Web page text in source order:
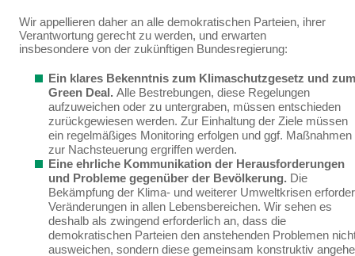
Wir appellieren daher an alle demokratischen Parteien, ihrer
Verantwortung gerecht zu werden, und erwarten
insbesondere von der zukünftigen Bundesregierung:
Ein klares Bekenntnis zum Klimaschutzgesetz und zum
Green Deal. Alle Bestrebun­gen, diese Regelungen
aufzuweichen oder zu untergraben, müssen entschieden
zurückge­wiesen werden. Zur Einhaltung der Ziele müssen
ein regelmäßiges Monitoring erfolgen und ggf. Maßnahmen
zur Nachsteuerung ergriffen werden.
Eine ehrliche Kommunikation der Herausforderungen
und Probleme gegenüber der Bevölkerung. Die
Bekämpfung der Klima- und weiterer Umweltkrisen
Verände­rungen in allen Lebensbereichen. Wir sehen es
deshalb als zwingend erforderlich an, dass die
demokratischen Parteien den anstehenden Problemen
ausweichen, sondern diese gemeinsam konstruktiv